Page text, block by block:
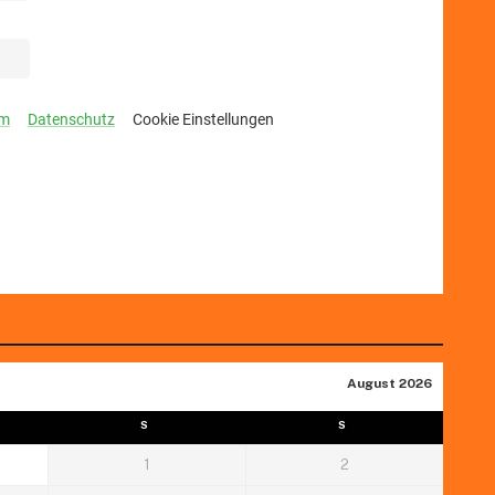
August 2026
S S
1 2